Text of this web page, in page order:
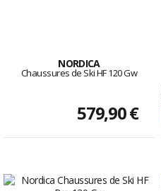
NORDICA
Chaussures de Ski HF 120 Gw
579,90 €